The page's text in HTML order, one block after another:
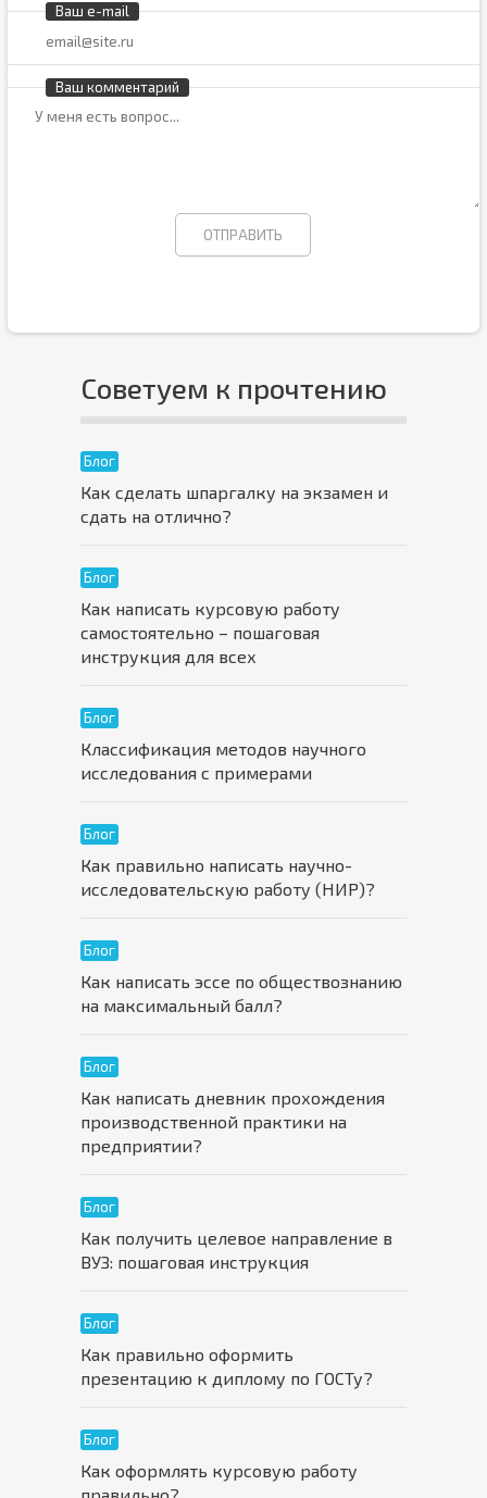
Ваш e-mail
Ваш комментарий
Советуем к прочтению
Блог
Как сделать шпаргалку на экзамен и
сдать на отлично?
Блог
Как написать курсовую работу
самостоятельно – пошаговая
инструкция для всех
Блог
Классификация методов научного
исследования с примерами
Блог
Как правильно написать научно-
исследовательскую работу (НИР)?
Блог
Как написать эссе по обществознанию
на максимальный балл?
Блог
Как написать дневник прохождения
производственной практики на
предприятии?
Блог
Как получить целевое направление в
ВУЗ: пошаговая инструкция
Блог
Как правильно оформить
презентацию к диплому по ГОСТу?
Блог
Как оформлять курсовую работу
правильно?